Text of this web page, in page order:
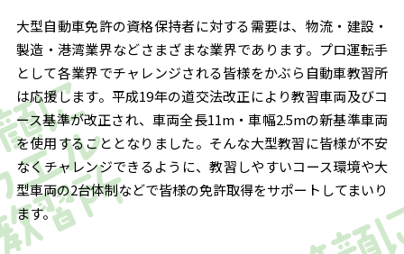
大型自動車免許の資格保持者に対する需要は、物流・建設・
製造・港湾業界などさまざまな業界であります。プロ運転手
として各業界でチャレンジされる皆様をかぶら自動車教習所
は応援します。平成19年の道交法改正により教習車両及びコ
ース基準が改正され、車両全長11m・車幅2.5mの新基準車両
を使用することとなりました。そんな大型教習に皆様が不安
なくチャレンジできるように、教習しやすいコース環境や大
型車両の2台体制などで皆様の免許取得をサポートしてまいり
ます。